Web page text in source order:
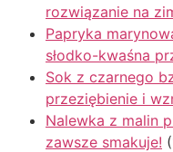
rozwiązanie na
Papryka
słodko-kwaśna
Sok z czarnego
przeziębienie i
Nalewka z malin
zawsze smakuje!